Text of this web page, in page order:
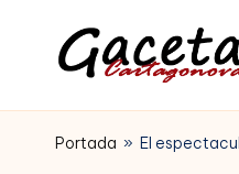
Saltar
al
G
a
Gaceta
Cartagonova,
Portada » El